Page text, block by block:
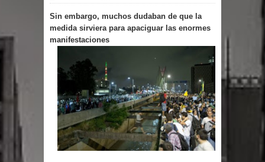
por un delicado problema cardíaco
Abel Martínez llama a los
dominicanos a unirse para sacar al
PRM del Gobierno
Tres detenidos tras detectarse una
presunta estafa contra el
Sin embargo, muchos dudaban de que la
medida sirviera para apaciguar las enormes
manifestaciones